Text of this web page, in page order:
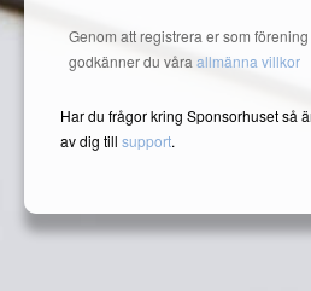
Genom att registrera er som
godkänner du våra allmänna villkor
Har du frågor kring Sponsorhuset så
av dig till support.